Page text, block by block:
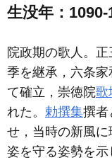
生没年：1090-
院政期の歌人。
季を継承，六条
て確立，崇徳院歌
れた。 勅撰集撰者
せ，当時の新風
姿を守る姿勢を